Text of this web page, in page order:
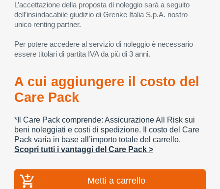
L’accettazione della proposta di noleggio sarà a seguito
dell’insindacabile giudizio di Grenke Italia S.p.A. nostro
unico renting partner.
Per potere accedere al servizio di noleggio è necessario
essere titolari di partita IVA da più di 3 anni.
A cui aggiungere il costo del
Care Pack
*Il Care Pack comprende: Assicurazione All Risk sui
beni noleggiati e costi di spedizione. Il costo del Care
Pack varia in base all’importo totale del carrello.
Scopri tutti i vantaggi del Care Pack >
Metti a carrello